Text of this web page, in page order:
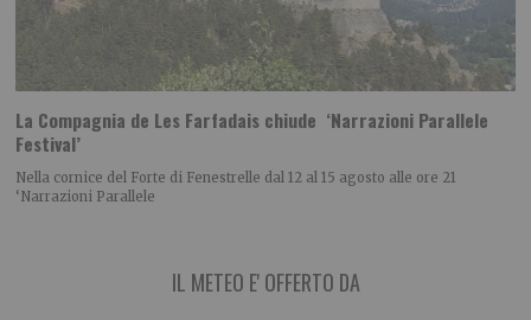
La Compagnia de Les Farfadais chiude ‘Narrazioni Parallele
Festival’
Nella cornice del Forte di Fenestrelle dal 12 al 15 agosto alle ore 21
‘Narrazioni Parallele
IL METEO E' OFFERTO DA